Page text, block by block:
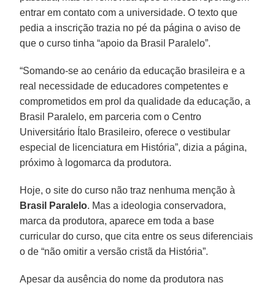
entrar em contato com a universidade. O texto que
pedia a inscrição trazia no pé da página o aviso de
que o curso tinha “apoio da Brasil Paralelo”.
“Somando-se ao cenário da educação brasileira e a
real necessidade de educadores competentes e
comprometidos em prol da qualidade da educação, a
Brasil Paralelo, em parceria com o Centro
Universitário Ítalo Brasileiro, oferece o vestibular
especial de licenciatura em História”, dizia a página,
próximo à logomarca da produtora.
Hoje, o site do curso não traz nenhuma menção à
Brasil Paralelo. Mas a ideologia conservadora,
marca da produtora, aparece em toda a base
curricular do curso, que cita entre os seus diferenciais
o de “não omitir a versão cristã da História”.
Apesar da ausência do nome da produtora nas